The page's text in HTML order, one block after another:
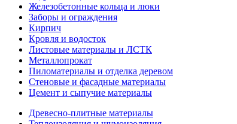
Железобетонные кольца и люки
Заборы и ограждения
Кирпич
Кровля и водосток
Листовые материалы и ЛСТК
Металлопрокат
Пиломатериалы и отделка деревом
Стеновые и фасадные материалы
Цемент и сыпучие материалы
Древесно-плитные материалы